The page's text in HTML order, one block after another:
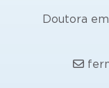
Doutora